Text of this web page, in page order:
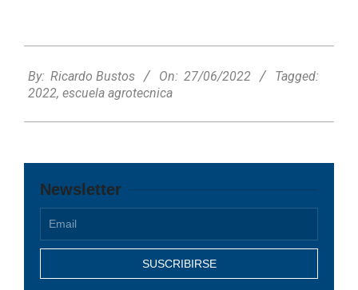
06-
27
By: Ricardo Bustos On: 27/06/2022
Tagged:
2022, escuela agrotecnica
Newsletter